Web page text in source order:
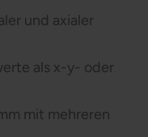
und axialer
als x-y- oder
mit mehreren